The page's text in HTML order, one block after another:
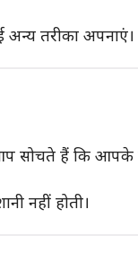
तरीका अपनाएं।
सोचते हैं कि आपके
नहीं होती।